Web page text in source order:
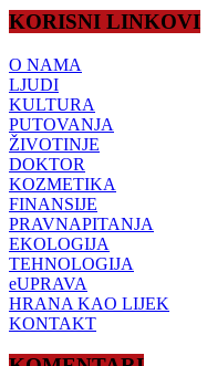
KORISNI LINKOVI
O NAMA
LJUDI
KULTURA
PUTOVANJA
ŽIVOTINJE
DOKTOR
KOZMETIKA
FINANSIJE
PRAVNAPITANJA
EKOLOGIJA
TEHNOLOGIJA
eUPRAVA
HRANA KAO LIJEK
KONTAKT